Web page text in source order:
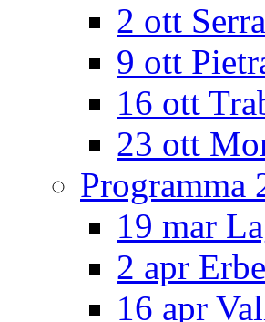
2 ott
9 ott
16 ott
23 ott
Programma
19 mar
2 apr
16 apr